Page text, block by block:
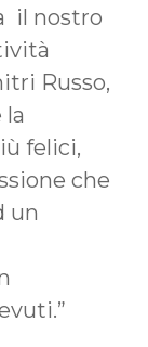
il nostro
Russo,
felici,
che
un